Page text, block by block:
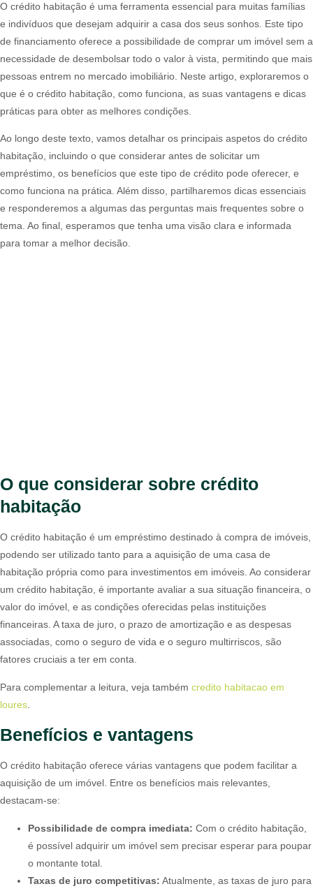
O crédito habitação é uma ferramenta essencial para muitas famílias
e indivíduos que desejam adquirir a casa dos seus sonhos. Este tipo
de financiamento oferece a possibilidade de comprar um imóvel sem a
necessidade de desembolsar todo o valor à vista, permitindo que mais
pessoas entrem no mercado imobiliário. Neste artigo, exploraremos o
que é o crédito habitação, como funciona, as suas vantagens e dicas
práticas para obter as melhores condições.
Ao longo deste texto, vamos detalhar os principais aspetos do crédito
habitação, incluindo o que considerar antes de solicitar um
empréstimo, os benefícios que este tipo de crédito pode oferecer, e
como funciona na prática. Além disso, partilharemos dicas essenciais
e responderemos a algumas das perguntas mais frequentes sobre o
tema. Ao final, esperamos que tenha uma visão clara e informada
para tomar a melhor decisão.
O que considerar sobre crédito
habitação
O crédito habitação é um empréstimo destinado à compra de imóveis,
podendo ser utilizado tanto para a aquisição de uma casa de
habitação própria como para investimentos em imóveis. Ao considerar
um crédito habitação, é importante avaliar a sua situação financeira, o
valor do imóvel, e as condições oferecidas pelas instituições
financeiras. A taxa de juro, o prazo de amortização e as despesas
associadas, como o seguro de vida e o seguro multirriscos, são
fatores cruciais a ter em conta.
Para complementar a leitura, veja também credito habitacao em
loures
Benefícios e vantagens
O crédito habitação oferece várias vantagens que podem facilitar a
aquisição de um imóvel. Entre os benefícios mais relevantes,
destacam-se:
Possibilidade de compra imediata: Com o crédito habitação,
é possível adquirir um imóvel sem precisar esperar para poupar
o montante total.
Taxas de juro competitivas: Atualmente, as taxas de juro para